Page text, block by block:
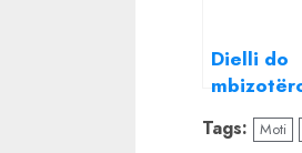
Dielli do
e
Tags: Moti